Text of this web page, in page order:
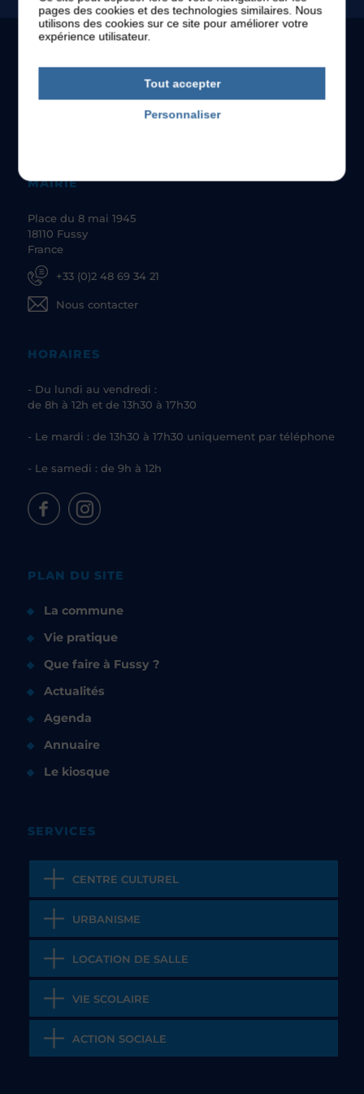
MAIRIE
Place du 8 mai 1945
18110 Fussy
France
+33 (0)2 48 69 34 21
Nous contacter
HORAIRES
- Du lundi au vendredi :
de 8h à 12h et de 13h30 à 17h30
- Le mardi : de 13h30 à 17h30 uniquement par téléphone
- Le samedi : de 9h à 12h
PLAN DU SITE
La commune
Vie pratique
Que faire à Fussy ?
Actualités
Agenda
Annuaire
Le kiosque
SERVICES
CENTRE CULTUREL
URBANISME
LOCATION DE SALLE
VIE SCOLAIRE
ACTION SOCIALE
pages des cookies et des technologies similaires. Nous
utilisons des cookies sur ce site pour améliorer votre
expérience utilisateur.
Tout accepter
Personnaliser